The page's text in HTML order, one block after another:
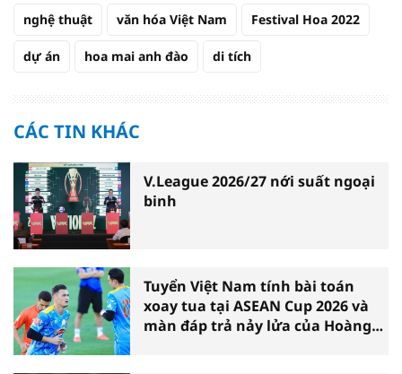
nghệ thuật văn hóa Việt Nam Festival Hoa 2022
dự án hoa mai anh đào di tích
CÁC TIN KHÁC
V.League 2026/27 nới suất ngoại
binh
Tuyển Việt Nam tính bài toán
xoay tua tại ASEAN Cup 2026 và
màn đáp trả nảy lửa của Hoàng